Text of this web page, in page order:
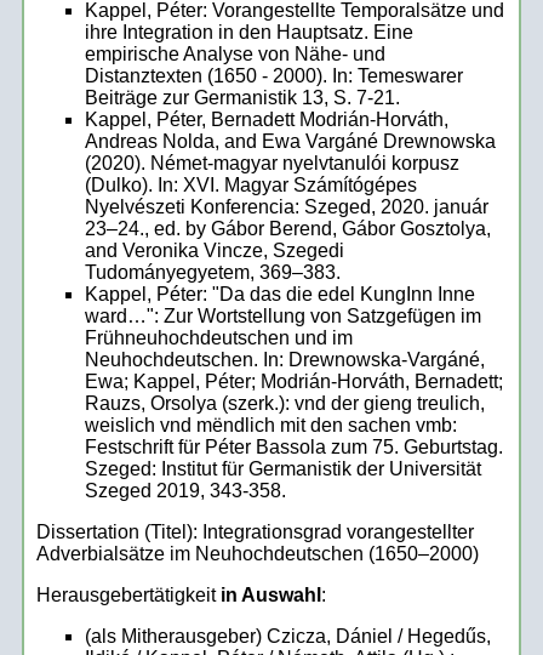
Kappel, Péter: Vorangestellte Temporalsätze und
ihre Integration in den Hauptsatz. Eine
empirische Analyse von Nähe- und
Distanztexten (1650 - 2000). In: Temeswarer
Beiträge zur Germanistik 13, S. 7-21.
Kappel, Péter, Bernadett Modrián-Horváth,
Andreas Nolda, and Ewa Vargáné Drewnowska
(2020). Német-magyar nyelvtanulói korpusz
(Dulko). In: XVI. Magyar Számítógépes
Nyelvészeti Konferencia: Szeged, 2020. január
23–24., ed. by Gábor Berend, Gábor Gosztolya,
and Veronika Vincze, Szegedi
Tudományegyetem, 369–383.
Kappel, Péter: "Da das die edel KungInn Inne
ward…": Zur Wortstellung von Satzgefügen im
Frühneuhochdeutschen und im
Neuhochdeutschen. In: Drewnowska-Vargáné,
Ewa; Kappel, Péter; Modrián-Horváth, Bernadett;
Rauzs, Orsolya (szerk.): vnd der gieng treulich,
weislich vnd mëndlich mit den sachen vmb:
Festschrift für Péter Bassola zum 75. Geburtstag.
Szeged: Institut für Germanistik der Universität
Szeged 2019, 343-358.
Dissertation (Titel): Integrationsgrad vorangestellter
Adverbialsätze im Neuhochdeutschen (1650–2000)
Herausgebertätigkeit in Auswahl :
(als Mitherausgeber) Czicza, Dániel / Hegedűs,